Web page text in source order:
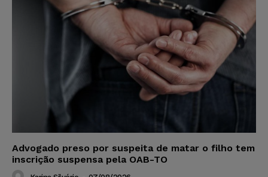
Advogado preso por suspeita de matar o filho tem
inscrição suspensa pela OAB-TO